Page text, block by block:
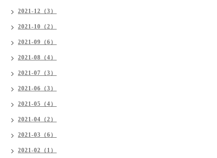
2021-12（3）
2021-10（2）
2021-09（6）
2021-08（4）
2021-07（3）
2021-06（3）
2021-05（4）
2021-04（2）
2021-03（6）
2021-02（1）